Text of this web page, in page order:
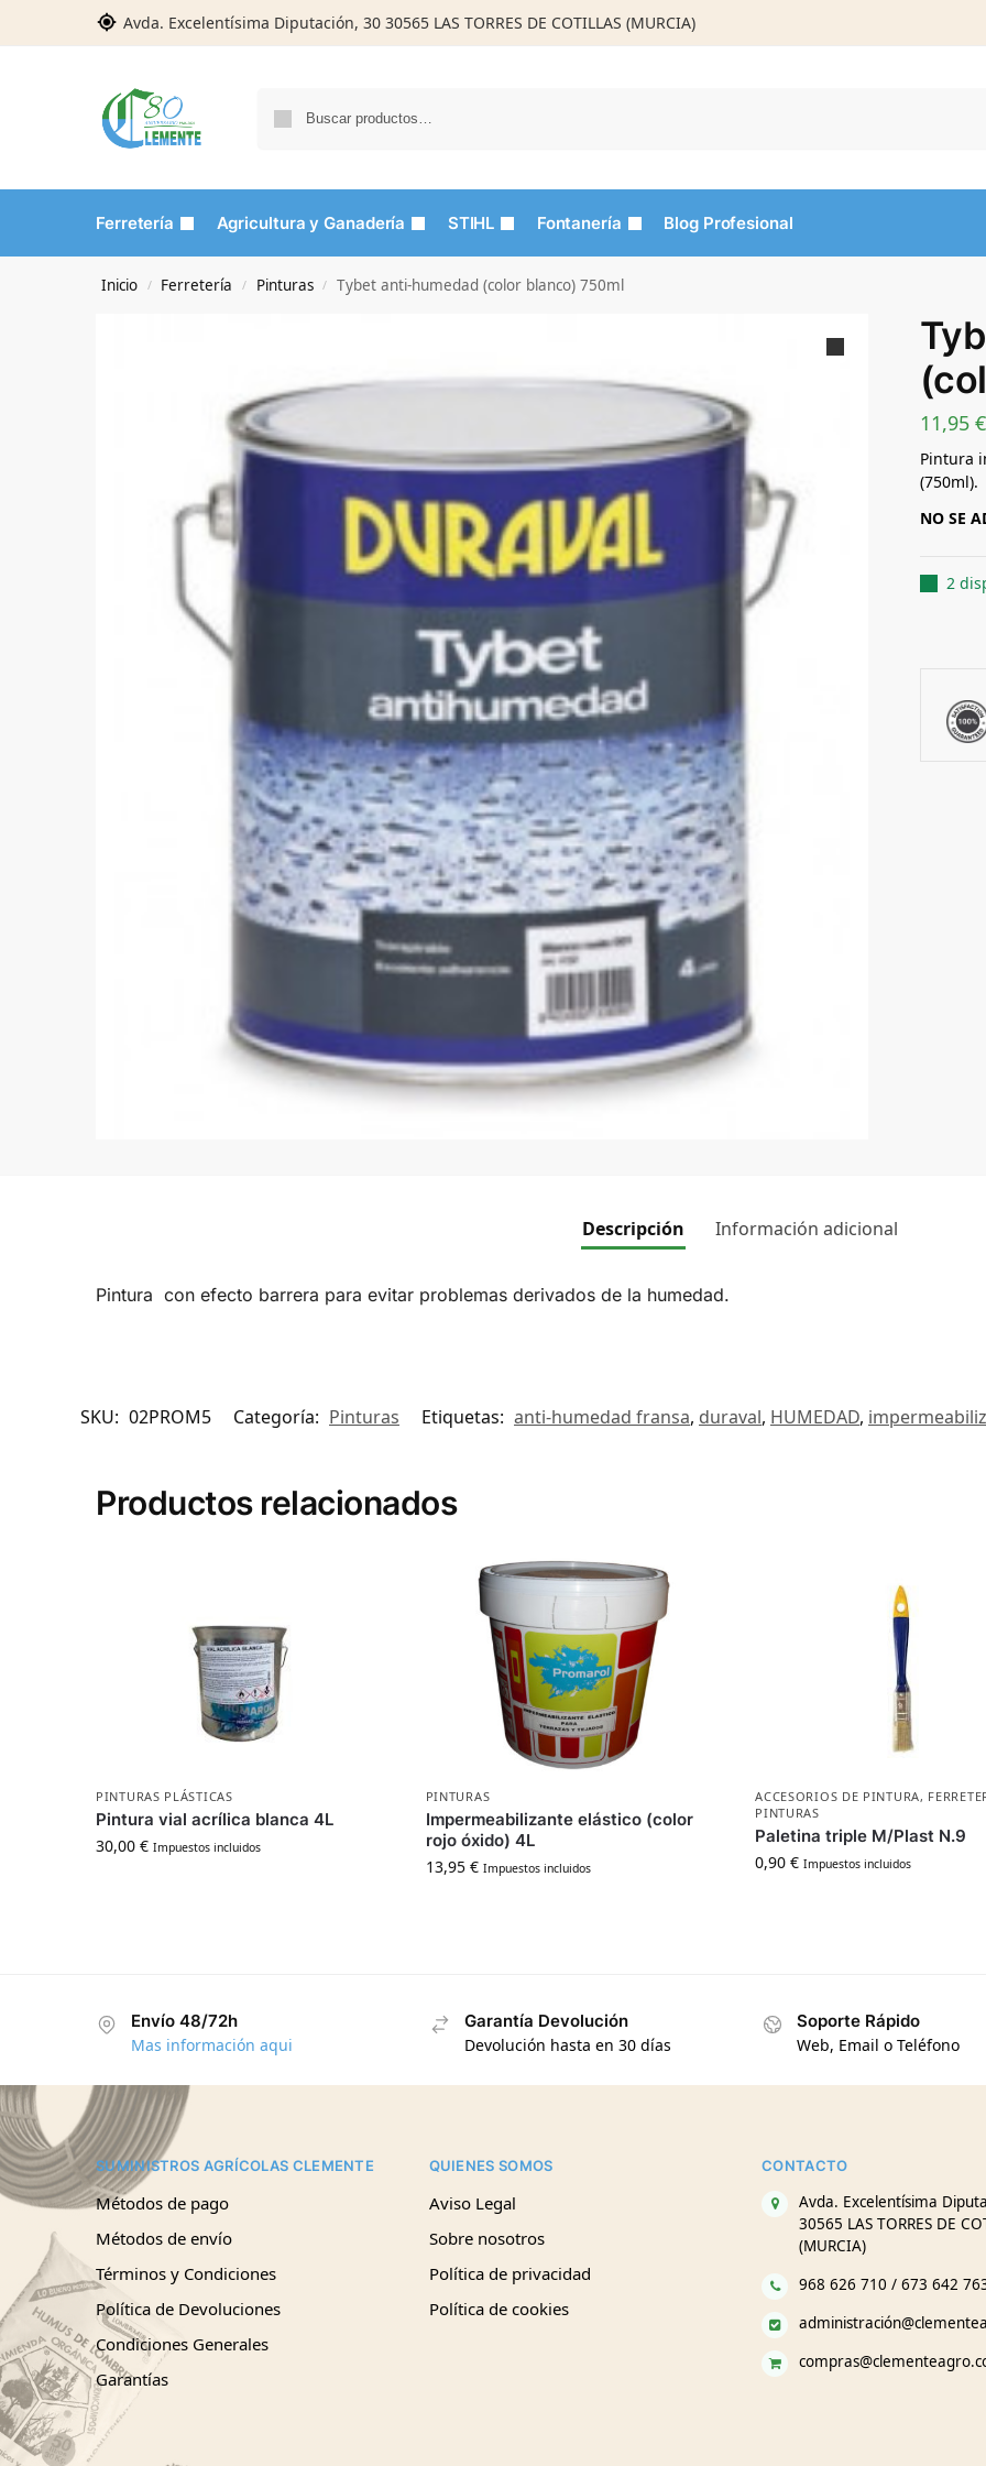
Avda. Excelentísima Diputación, 30 30565 LAS TORRES DE COTILLAS (MURCIA)
Ferretería Agricultura y Ganadería STIHL Fontanería Blog Profesional
Inicio / Ferretería / Pinturas / Tybet anti-humedad (color blanco) 750ml
11,95 €
Pintura
(750ml).
NO SE
2
Descripción Información adicional
Pintura con efecto barrera para evitar problemas derivados de la humedad.
SKU: 02PROM5 Categoría: Pinturas Etiquetas: anti-humedad fransa, duraval, HUMEDAD,
Productos relacionados
PINTURAS PLÁSTICAS
Pintura vial acrílica blanca 4L
30,00€ Impuestos incluidos
PINTURAS
Impermeabilizante elástico (color
rojo óxido) 4L
13,95 € Impuestos incluidos
ACCESORIOS DE PINTURA,
PINTURAS
Paletina triple M/Plast N.9
0,90€ Impuestos incluidos
Envío 48/72h
Mas información aqui
Garantía Devolución
Devolución hasta en 30 días
Soporte Rápido
Web, Email o Teléfono
SUMINISTROS AGRÍCOLAS CLEMENTE
Métodos de pago
Métodos de envío
Términos y Condiciones
Política de Devoluciones
Condiciones Generales
Garantías
QUIENES SOMOS
Aviso Legal
Sobre nosotros
Política de privacidad
Política de cookies
CONTACTO
Avda. Excelentísima
30565 LAS TORRES DE
(MURCIA)
968 626 710 / 673 642